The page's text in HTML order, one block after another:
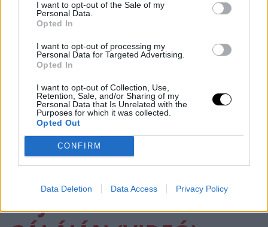
I want to opt-out of the Sale of my
Personal Data.
Opted In
I want to opt-out of processing my
Personal Data for Targeted Advertising.
Opted In
I want to opt-out of Collection, Use,
Retention, Sale, and/or Sharing of my
Personal Data that Is Unrelated with the
Purposes for which it was collected.
Opted Out
CONFIRM
Data Deletion Data Access Privacy Policy
MMA
FOCIRÚGÁSSAL
SZEREZTEK
PEHELYSÚLYÚ
BAJNOKI ÖVET A DEEP